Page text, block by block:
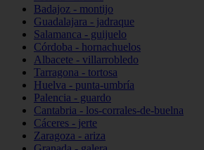
Badajoz - montijo
Guadalajara - jadraque
Salamanca - guijuelo
Córdoba - hornachuelos
Albacete - villarrobledo
Tarragona - tortosa
Huelva - punta-umbría
Palencia - guardo
Cantabria - los-corrales-de-buelna
Cáceres - jerte
Zaragoza - ariza